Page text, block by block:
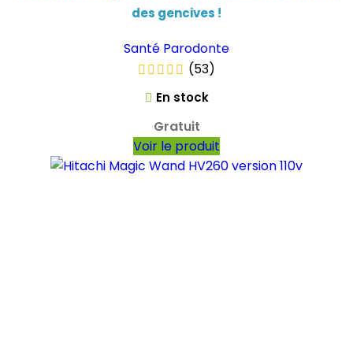
des gencives !
Santé Parodonte
(53)
En stock
Gratuit
Voir le produit